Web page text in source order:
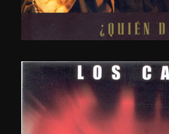
¿QUIÉN DA MÁS?
2004